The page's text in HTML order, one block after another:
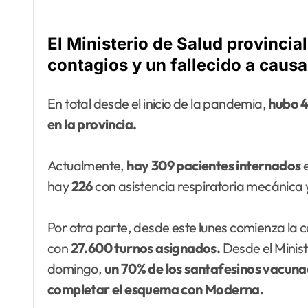
El Ministerio de Salud
contagios y un fallecido a
En total desde el inicio de la pandemia, hubo
en la provincia.
Actualmente, hay 309 pacientes internados
hay226con asistencia respiratoria mecánica
Por otra parte, desde este lunes comienza la
con27.600 turnos asignados. Desde el
domingo, un 70% de los santafesinos
completar el esquema con Moderna.